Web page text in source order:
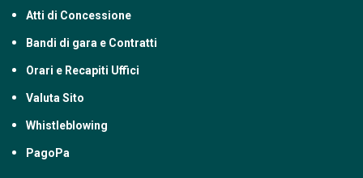
Atti di Concessione
Bandi di gara e Contratti
Orari e Recapiti Uffici
Valuta Sito
Whistleblowing
PagoPa